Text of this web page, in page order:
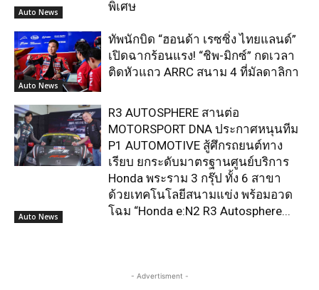
Auto News
พิเศษ
Auto News
ทัพนักบิด “ฮอนด้า เรซซิ่ง ไทยแลนด์”
เปิดฉากร้อนแรง! “ชิพ-มิกซ์” กดเวลา
ติดหัวแถว ARRC สนาม 4 ที่มัลดาลิกา
Auto News
R3 AUTOSPHERE สานต่อ
MOTORSPORT DNA ประกาศหนุนทีม
P1 AUTOMOTIVE สู้ศึกรถยนต์ทาง
เรียบ ยกระดับมาตรฐานศูนย์บริการ
Honda พระราม 3 กรุ๊ป ทั้ง 6 สาขา
ด้วยเทคโนโลยีสนามแข่ง พร้อมอวด
โฉม “Honda e:N2 R3 Autosphere...
- Advertisment -